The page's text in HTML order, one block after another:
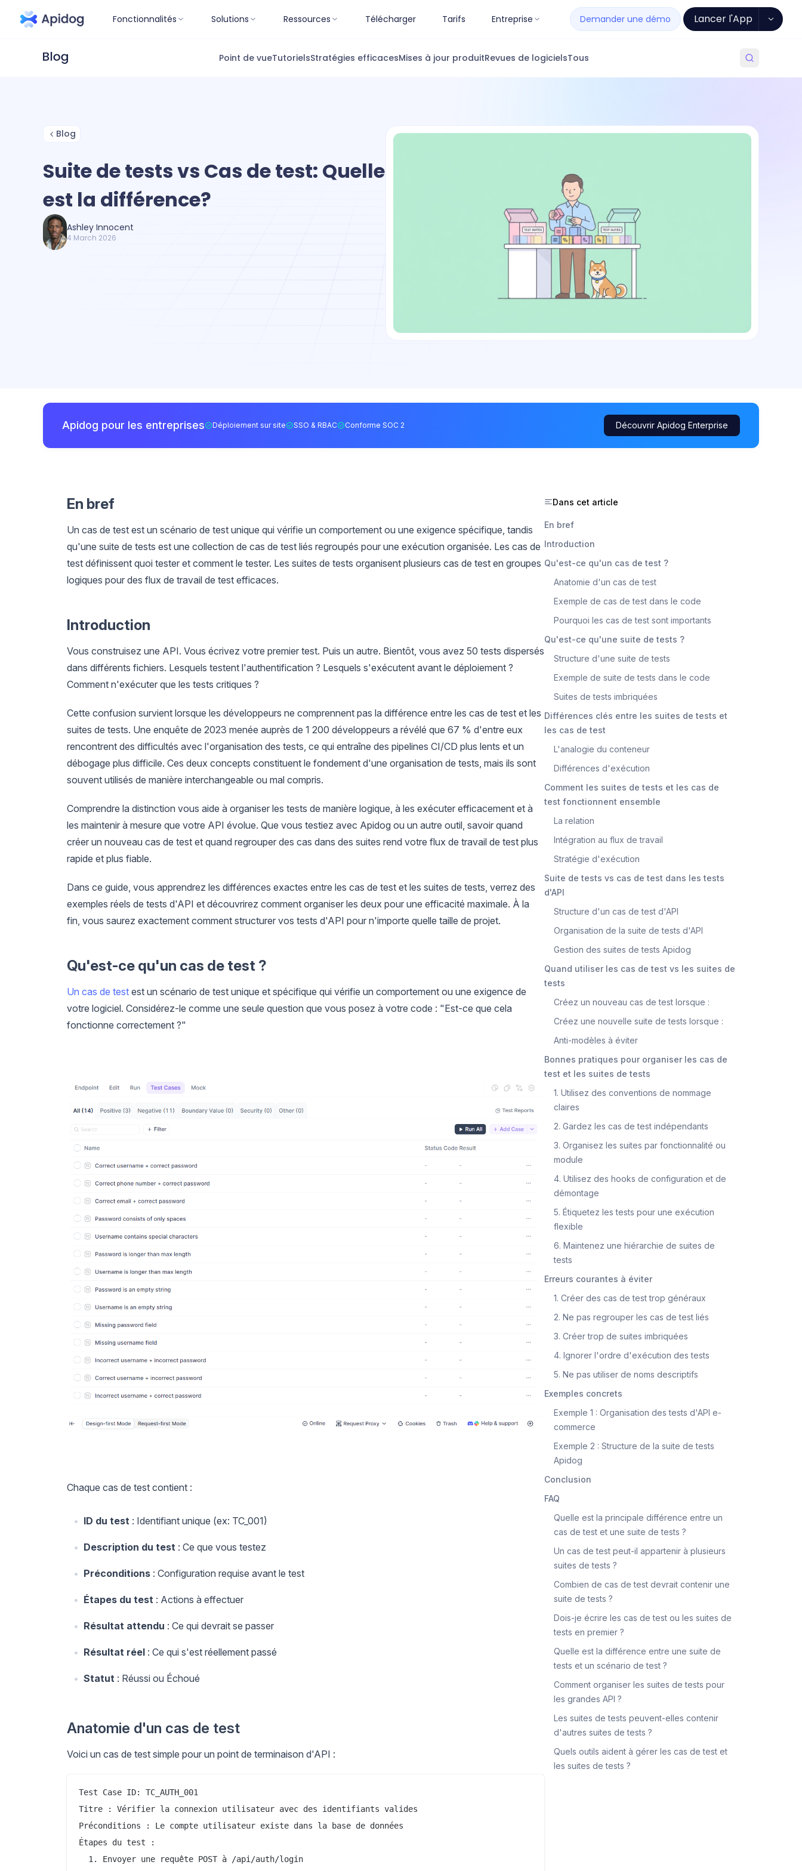
Fonctionnalités Solutions Ressources Télécharger Tarifs Entreprise Demander une démo Lancer l'App
Point de vueTutorielsStratégies efficacesMises à jour produitRevues de logicielsTous
Blog
Suite de tests vs Cas de test: Quelle
est la différence?
Ashley Innocent
4 March 2026
Apidog pour les entreprises Déploiement sur site SSO & RBAC Conforme SOC 2 Découvrir Apidog Enterprise
En bref
Un cas de test est un scénario de test unique qui vérifie un comportement ou une exigence spécifique, tandis
qu'une suite de tests est une collection de cas de test liés regroupés pour une exécution organisée. Les cas de
test définissent quoi tester et comment le tester. Les suites de tests organisent plusieurs cas de test en groupes
logiques pour des flux de travail de test efficaces.
Introduction
Vous construisez une API. Vous écrivez votre premier test. Puis un autre. Bientôt, vous avez 50 tests dispersés
dans différents fichiers. Lesquels testent l'authentification ? Lesquels s'exécutent avant le déploiement ?
Comment n'exécuter que les tests critiques ?
Cette confusion survient lorsque les développeurs ne comprennent pas la différence entre les cas de test et les
suites de tests. Une enquête de 2023 menée auprès de 1 200 développeurs a révélé que 67 % d'entre eux
rencontrent des difficultés avec l'organisation des tests, ce qui entraîne des pipelines CI/CD plus lents et un
débogage plus difficile. Ces deux concepts constituent le fondement d'une organisation de tests, mais ils sont
souvent utilisés de manière interchangeable ou mal compris.
Comprendre la distinction vous aide à organiser les tests de manière logique, à les exécuter efficacement et à
les maintenir à mesure que votre API évolue. Que vous testiez avec Apidog ou un autre outil, savoir quand
créer un nouveau cas de test et quand regrouper des cas dans des suites rend votre flux de travail de test plus
rapide et plus fiable.
Dans ce guide, vous apprendrez les différences exactes entre les cas de test et les suites de tests, verrez des
exemples réels de tests d'API et découvrirez comment organiser les deux pour une efficacité maximale. À la
fin, vous saurez exactement comment structurer vos tests d'API pour n'importe quelle taille de projet.
Qu'est-ce qu'un cas de test ?
Un cas de test est un scénario de test unique et spécifique qui vérifie un comportement ou une exigence de
votre logiciel. Considérez-le comme une seule question que vous posez à votre code : "Est-ce que cela
fonctionne correctement ?"
Chaque cas de test contient :
ID du test : Identifiant unique (ex: TC_001)
Description du test : Ce que vous testez
Préconditions : Configuration requise avant le test
Étapes du test : Actions à effectuer
Résultat attendu : Ce qui devrait se passer
Résultat réel : Ce qui s'est réellement passé
Statut : Réussi ou Échoué
Anatomie d'un cas de test
Voici un cas de test simple pour un point de terminaison d'API :
Test Case ID: TC_AUTH_001
Titre : Vérifier la connexion utilisateur avec des identifiants valides
Préconditions : Le compte utilisateur existe dans la base de données
Étapes du test :
  1. Envoyer une requête POST à /api/auth/login
Dans cet article
En bref
Introduction
Qu'est-ce qu'un cas de test ?
Anatomie d'un cas de test
Exemple de cas de test dans le code
Pourquoi les cas de test sont importants
Qu'est-ce qu'une suite de tests ?
Structure d'une suite de tests
Exemple de suite de tests dans le code
Suites de tests imbriquées
Différences clés entre les suites de tests et
les cas de test
L'analogie du conteneur
Différences d'exécution
Comment les suites de tests et les cas de
test fonctionnent ensemble
La relation
Intégration au flux de travail
Stratégie d'exécution
Suite de tests vs cas de test dans les tests
d'API
Structure d'un cas de test d'API
Organisation de la suite de tests d'API
Gestion des suites de tests Apidog
Quand utiliser les cas de test vs les suites de
tests
Créez un nouveau cas de test lorsque :
Créez une nouvelle suite de tests lorsque :
Anti-modèles à éviter
Bonnes pratiques pour organiser les cas de
test et les suites de tests
1. Utilisez des conventions de nommage
claires
2. Gardez les cas de test indépendants
3. Organisez les suites par fonctionnalité ou
module
4. Utilisez des hooks de configuration et de
démontage
5. Étiquetez les tests pour une exécution
flexible
6. Maintenez une hiérarchie de suites de
tests
Erreurs courantes à éviter
1. Créer des cas de test trop généraux
2. Ne pas regrouper les cas de test liés
3. Créer trop de suites imbriquées
4. Ignorer l'ordre d'exécution des tests
5. Ne pas utiliser de noms descriptifs
Exemples concrets
Exemple 1 : Organisation des tests d'API e-
commerce
Exemple 2 : Structure de la suite de tests
Apidog
Conclusion
FAQ
Quelle est la principale différence entre un
cas de test et une suite de tests ?
Un cas de test peut-il appartenir à plusieurs
suites de tests ?
Combien de cas de test devrait contenir une
suite de tests ?
Dois-je écrire les cas de test ou les suites de
tests en premier ?
Quelle est la différence entre une suite de
tests et un scénario de test ?
Comment organiser les suites de tests pour
les grandes API ?
Les suites de tests peuvent-elles contenir
d'autres suites de tests ?
Quels outils aident à gérer les cas de test et
les suites de tests ?